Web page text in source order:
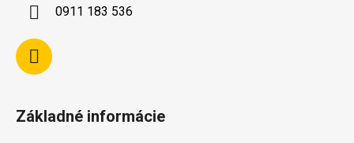
0911 183 536
Základné informácie